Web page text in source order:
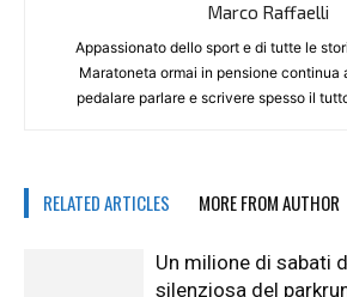
Marco Raffaelli
Appassionato dello sport e di tutte le
Maratoneta ormai in pensione continua
pedalare parlare e scrivere spesso il
RELATED ARTICLES MORE FROM AUTHOR
Un milione di sabati
silenziosa del